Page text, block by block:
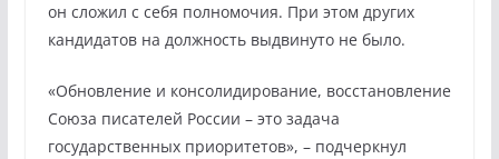
он сложил с себя полномочия. При этом других
кандидатов на должность выдвинуто не было.
«Обновление и консолидирование, восстановление
Союза писателей России – это задача
государственных приоритетов», – подчеркнул